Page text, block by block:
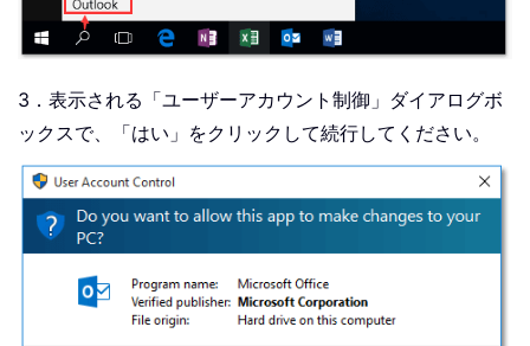
3．表示される「ユーザーアカウント制御」ダイアログボ
ックスで、「はい」をクリックして続行してください。